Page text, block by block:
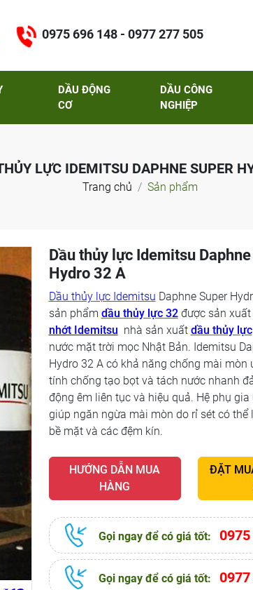
0975 696 148 - 0977 277 505
DẦU ĐỘNG
CƠ
DẦU CÔNG
NGHIỆP
LỰC IDEMITSU DAPHNE SUPER
Trang chủ Sản phẩm
Dầu thủy lực Idemitsu
Hydro 32 A
Dầu thủy lực Idemitsu Daphne Super
sản phẩm dầu thủy lực 32được sản xuất
nhớt Idemitsu nhà sản xuất dầu thủy lực
nước mặt trời mọc Nhật Bản. Idemitsu
Hydro 32 A có khả năng chống mài mòn
tính chống tạo bọt và tách nước nhanh
động êm liên tục và hiệu quả. Hệ phụ gia
giúp ngăn ngừa mài mòn do rỉ sét có thể
bề mặt và các đệm kín.
HƯỚNG DẪN MUA
HÀNG
ĐẶT
Gọi ngay để có giá tốt:
Gọi ngay để có giá tốt: